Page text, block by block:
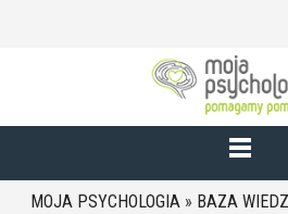
MOJA PSYCHOLOGIA » BAZA